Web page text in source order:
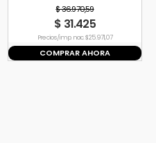
$ 36.970,59
$ 31.425
Precio s/imp. nac. $ 25.971,07
COMPRAR AHORA